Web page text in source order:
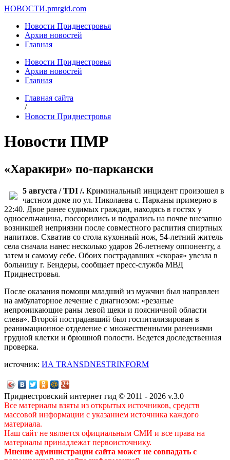
НОВОСТИ.pmrgid.com
Новости Приднестровья
Архив новостей
Главная
Новости Приднестровья
Архив новостей
Главная
Главная сайта
/
Новости Приднестровья
Новости ПМР
«Харакири» по-паркански
5 августа / TDI /. Криминальный инцидент произошел в
частном доме по ул. Николаева c. Парканы примерно в
22:40. Двое ранее судимых граждан, находясь в гостях у
односельчанина, поссорились и подрались на почве внезапно
возникшей неприязни после совместного распития спиртных
напитков. Схватив со стола кухонный нож, 54-летний житель
села сначала нанес несколько ударов 26-летнему оппоненту, а
затем и самому себе. Обоих пострадавших «скорая» увезла в
больницу г. Бендеры, сообщает пресс-служба МВД
Приднестровья.
После оказания помощи младший из мужчин был направлен
на амбулаторное лечение с диагнозом: «резаные
непроникающие раны левой щеки и поясничной области
слева». Второй пострадавший был госпитализирован в
реанимационное отделение с множественными ранениями
грудной клетки и брюшной полости. Ведется доследственная
проверка.
источник: ИА TRANSDNESTRINFORM
Приднестровский интернет гид © 2011 - 2026 v.3.0
Все материалы взяты из открытых источников, средств
массовой информации с указанием источника каждого
материала.
Наш сайт не является официальным СМИ и все права на
материалы принадлежат первоисточнику.
Мнение администрации сайта может не совпадать с